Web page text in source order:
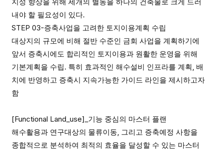
내야 할 필요성이 있다.
STEP 03-증축사업을 고려한 토지이용계획 수립
대상지의 규모에 비해 절반 수준인 금회 사업을 계획하기에
앞서 증축시에도 합리적인 토지이용과 원활한 운영을 위해
기본계획을 수립. 특히 효과적인 해수설비 인프라를 계획, 배
치에 반영하고 증축시 지속가능한 가이드 라인을 제시하고자
함
[Functional Land_use] 기능 중심의 마스터 플랜
해수활용과 연구대상의 물류이동, 그리고 증축예정 사항을
종합적으로 분석하여 최적의 효율을 달성할 수 있는 마스터